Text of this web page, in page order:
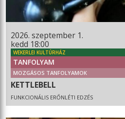
2026. szeptember 1.
kedd 18:00
WEKERLEI KULTÚRHÁZ
TANFOLYAM
MOZGÁSOS TANFOLYAMOK
KETTLEBELL
FUNKCIONÁLIS ERŐNLÉTI EDZÉS